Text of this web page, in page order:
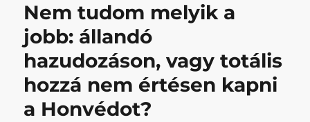
győzelem
egy
ukrán
ificsapat
ellen
című
bejegyzéshez
Nem tudom melyik a
jobb: állandó
hazudozáson, vagy totális
hozzá nem értésen kapni
a Honvédot?